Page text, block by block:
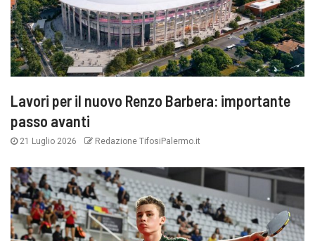
Lavori per il nuovo Renzo Barbera: importante
passo avanti
21 Luglio 2026 Redazione TifosiPalermo.it